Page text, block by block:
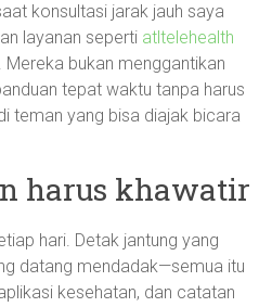
konsultasi jarak jauh saya
layanan seperti atltelehealth
bukan menggantikan
tepat waktu tanpa harus
teman yang bisa diajak bicara
harus khawatir
hari. Detak jantung yang
datang mendadak—semua itu
kesehatan, dan catatan